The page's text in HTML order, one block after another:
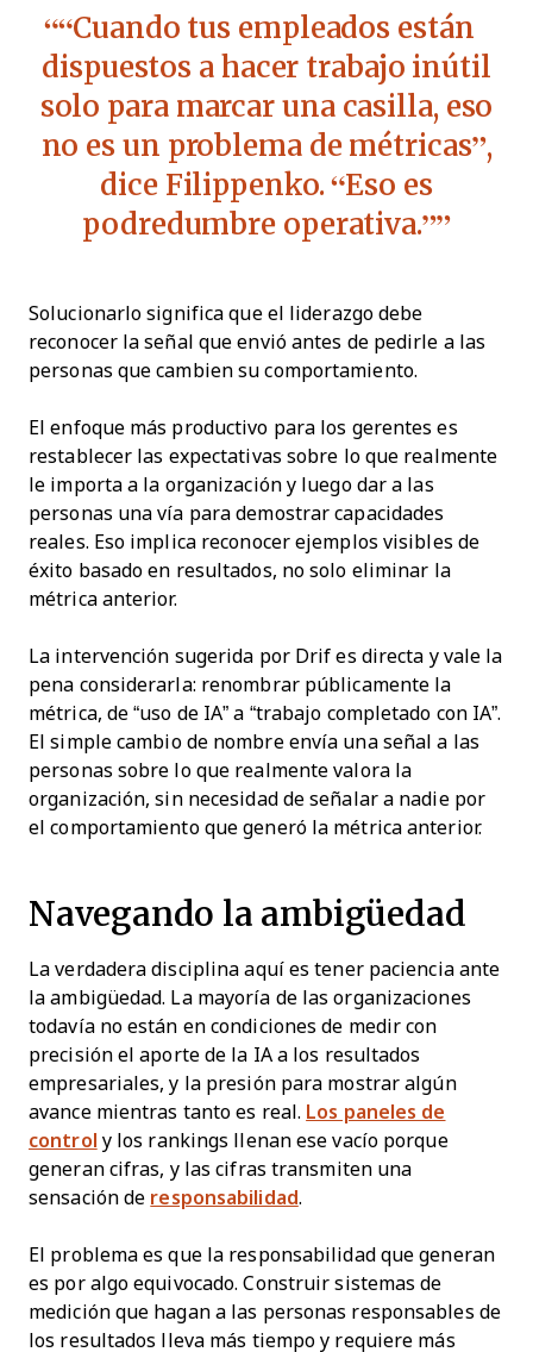
“Cuando tus empleados están
dispuestos a hacer trabajo inútil
solo para marcar una casilla, eso
no es un problema de métricas”,
dice Filippenko. “Eso es
podredumbre operativa.”
Solucionarlo significa que el liderazgo debe
reconocer la señal que envió antes de pedirle a las
personas que cambien su comportamiento.
El enfoque más productivo para los gerentes es
restablecer las expectativas sobre lo que realmente
le importa a la organización y luego dar a las
personas una vía para demostrar capacidades
reales. Eso implica reconocer ejemplos visibles de
éxito basado en resultados, no solo eliminar la
métrica anterior.
La intervención sugerida por Drif es directa y vale la
pena considerarla: renombrar públicamente la
métrica, de “uso de IA” a “trabajo completado con IA”.
El simple cambio de nombre envía una señal a las
personas sobre lo que realmente valora la
organización, sin necesidad de señalar a nadie por
el comportamiento que generó la métrica anterior.
Navegando la ambigüedad
La verdadera disciplina aquí es tener paciencia ante
la ambigüedad. La mayoría de las organizaciones
todavía no están en condiciones de medir con
precisión el aporte de la IA a los resultados
empresariales, y la presión para mostrar algún
avance mientras tanto es real. Los paneles de
control y los rankings llenan ese vacío porque
generan cifras, y las cifras transmiten una
sensación de responsabilidad.
El problema es que la responsabilidad que generan
es por algo equivocado. Construir sistemas de
medición que hagan a las personas responsables de
los resultados lleva más tiempo y requiere más